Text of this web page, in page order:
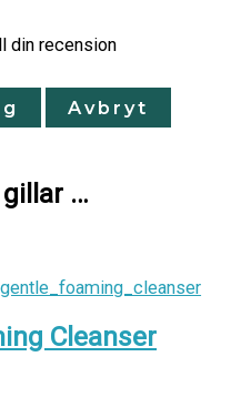
din recension
Avbryt
…
Cleanser